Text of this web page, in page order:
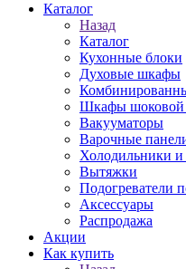
Каталог
Назад
Каталог
Кухонные блоки
Духовые шкафы
Шкафы шоковой
Вакууматоры
Варочные
Холодильники
Вытяжки
Подогреватели
Аксессуары
Распродажа
Акции
Как купить